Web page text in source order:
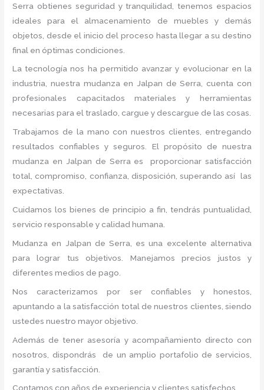
Serra obtienes seguridad y tranquilidad, tenemos espacios
ideales para el almacenamiento de muebles y demás
objetos, desde el inicio del proceso hasta llegar a su destino
final en óptimas condiciones.
La tecnología nos ha permitido avanzar y evolucionar en la
industria, nuestra mudanza en Jalpan de Serra, cuenta con
profesionales capacitados materiales y herramientas
necesarias para el traslado, cargue y descargue de las cosas.
Trabajamos de la mano con nuestros clientes, entregando
resultados confiables y seguros. El propósito de nuestra
mudanza en Jalpan de Serraes proporcionar satisfacción
total, compromiso, confianza, disposición, superando así las
expectativas.
Cuidamos los bienes de principio a fin, tendrás puntualidad,
servicio responsable y calidad humana.
Mudanza en Jalpan de Serra, es una excelente alternativa
para lograr tus objetivos. Manejamos precios justos y
diferentes medios de pago.
Nos caracterizamos por ser confiables y honestos,
apuntando a la satisfacción total de nuestros clientes, siendo
ustedes nuestro mayor objetivo.
Además de tener asesoría y acompañamiento directo con
nosotros, dispondrás de un amplio portafolio de servicios,
garantía y satisfacción.
Contamos con años de experiencia y clientes satisfechos.